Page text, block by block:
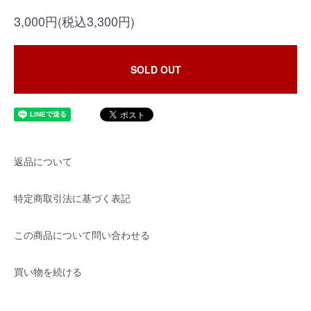
3,000円(税込3,300円)
SOLD OUT
返品について
特定商取引法に基づく表記
この商品について問い合わせる
買い物を続ける